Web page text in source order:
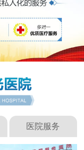
医院服务